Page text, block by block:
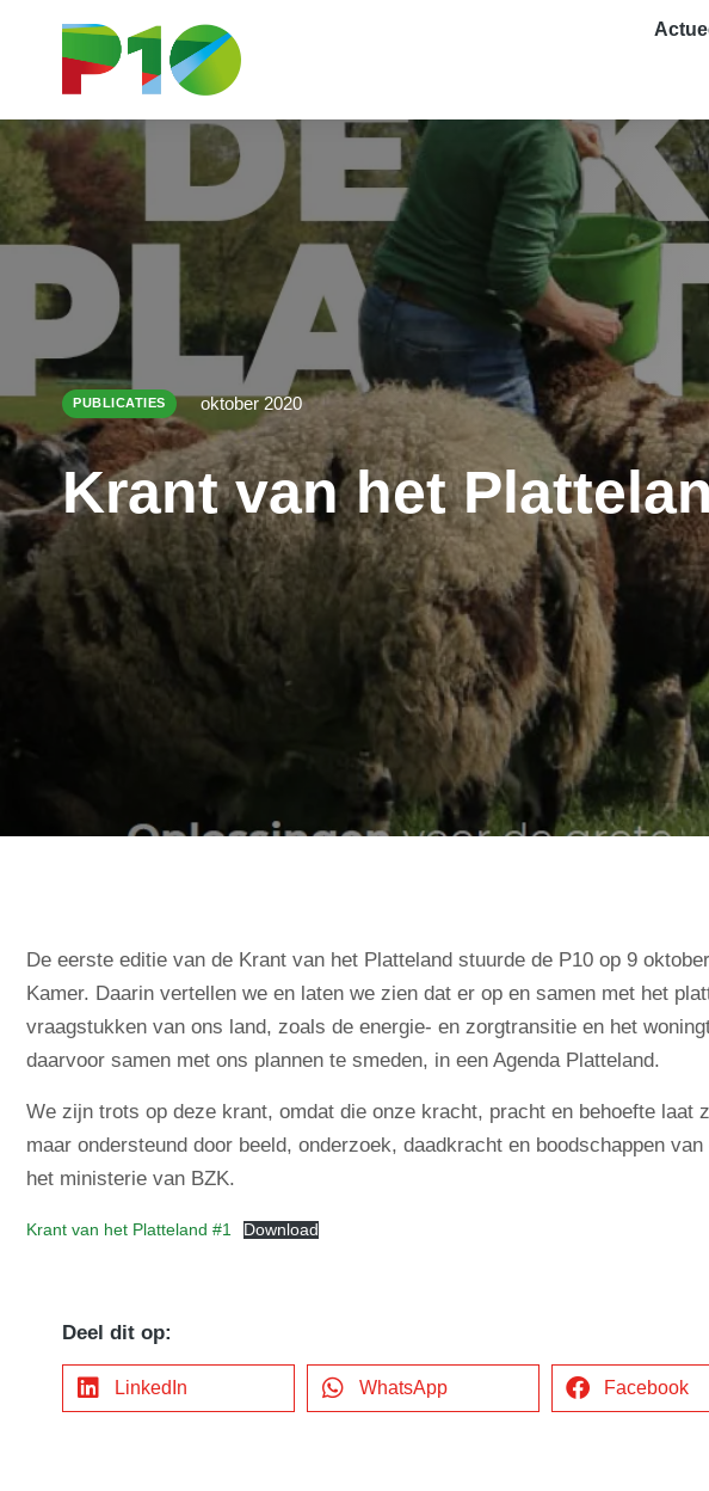
PUBLICATIES oktober 2020
Krant van het
De eerste editie van de Krant van het Platteland stuurde de P10 op 9
Kamer. Daarin vertellen we en laten we zien dat er op en samen met het
vraagstukken van ons land, zoals de energie- en zorgtransitie en het
daarvoor samen met ons plannen te smeden, in een Agenda Platteland.
We zijn trots op deze krant, omdat die onze kracht, pracht en behoefte laat
maar ondersteund door beeld, onderzoek, daadkracht en boodschappen
het ministerie van BZK.
Krant van het Platteland #1 Download
Deel dit op:
LinkedIn WhatsApp Facebook